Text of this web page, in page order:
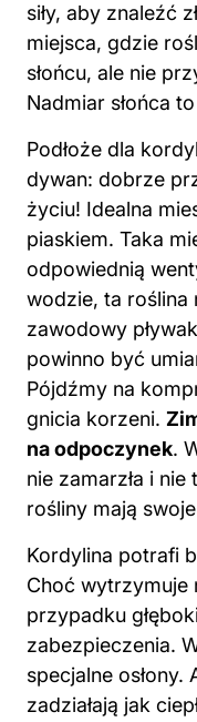
siły, aby znaleźć
miejsca, gdzie
słońcu, ale nie
Nadmiar słońca
Podłoże dla
dywan: dobrze
życiu! Idealna
piaskiem. Taka
odpowiednią
wodzie, ta roślina
zawodowy
powinno być
Pójdźmy na
gnicia korzeni.
na odpoczynek.
nie zamarzła i nie
rośliny mają
Kordylina potrafi
Choć wytrzymuje
przypadku
zabezpieczenia.
specjalne osłony.
zadziałają jak